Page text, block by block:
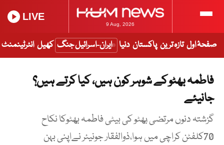
9 Aug, 2026
LIVE
صفحۂ اول تازہ ترین پاکستان دنیا ایران-اسرائیل جنگ کھیل انٹرٹینمنٹ
فاطمہ بھٹو کے شوہر کون ہیں، کیا کرتے ہیں؟
جانیئے
گزشتہ دنوں مرتضی ٰبھٹو کی بیٹی فاطمہ بھٹوکا نکاح
70کلفٹن کراچی میں ہوا،ذوالفقار جونیئر نےاپنی بہن